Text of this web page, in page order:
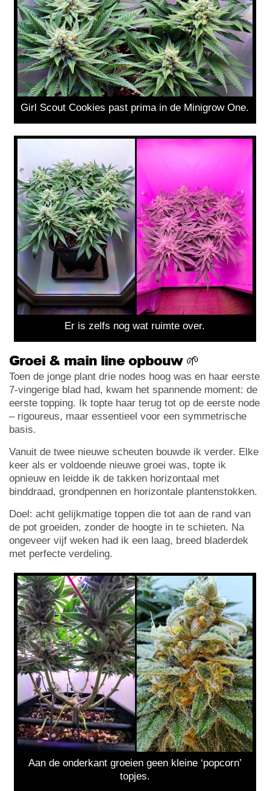
Girl Scout Cookies past prima in de Minigrow One.
Er is zelfs nog wat ruimte over.
Groei & main line opbouw 🌱
Toen de jonge plant drie nodes hoog was en haar eerste
7-vingerige blad had, kwam het spannende moment: de
eerste topping. Ik topte haar terug tot op de eerste node
– rigoureus, maar essentieel voor een symmetrische
basis.
Vanuit de twee nieuwe scheuten bouwde ik verder. Elke
keer als er voldoende nieuwe groei was, topte ik
opnieuw en leidde ik de takken horizontaal met
binddraad, grondpennen en horizontale plantenstokken.
Doel: acht gelijkmatige toppen die tot aan de rand van
de pot groeiden, zonder de hoogte in te schieten. Na
ongeveer vijf weken had ik een laag, breed bladerdek
met perfecte verdeling.
Aan de onderkant groeien geen kleine ‘popcorn’
topjes.